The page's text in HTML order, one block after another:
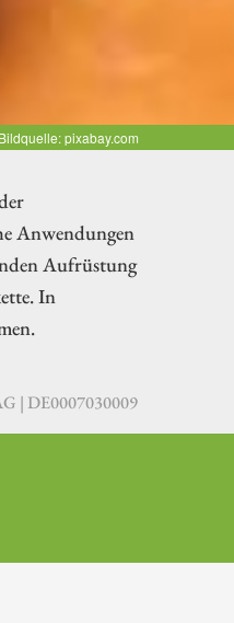
Bildquelle: pixabay.com
Anwendungen
Aufrüstung
In
| DE0007030009